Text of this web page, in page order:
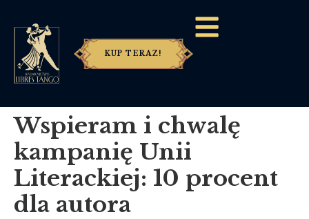
KUP TERAZ!
Wspieram i chwalę
kampanię Unii
Literackiej: 10 procent
dla autora